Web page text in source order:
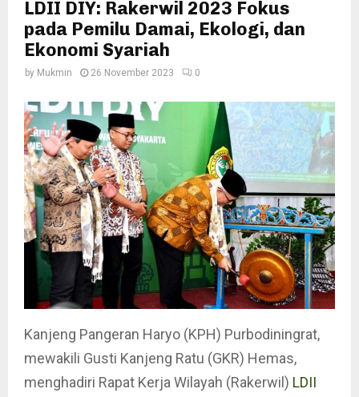
LDII DIY: Rakerwil 2023 Fokus
pada Pemilu Damai, Ekologi, dan
Ekonomi Syariah
by Mukmin 26 November 2023 0
Kanjeng Pangeran Haryo (KPH) Purbodiningrat,
mewakili Gusti Kanjeng Ratu (GKR) Hemas,
menghadiri Rapat Kerja Wilayah (Rakerwil) LDII